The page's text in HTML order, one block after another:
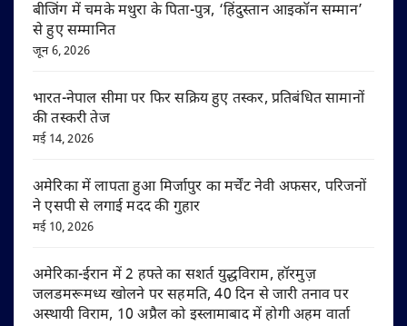
बीजिंग में चमके मथुरा के पिता-पुत्र, ‘हिंदुस्तान आइकॉन सम्मान’
से हुए सम्मानित
जून 6, 2026
भारत-नेपाल सीमा पर फिर सक्रिय हुए तस्कर, प्रतिबंधित सामानों
की तस्करी तेज
मई 14, 2026
अमेरिका में लापता हुआ मिर्जापुर का मर्चेंट नेवी अफसर, परिजनों
ने एसपी से लगाई मदद की गुहार
मई 10, 2026
अमेरिका-ईरान में 2 हफ्ते का सशर्त युद्धविराम, हॉरमुज़
जलडमरूमध्य खोलने पर सहमति, 40 दिन से जारी तनाव पर
अस्थायी विराम, 10 अप्रैल को इस्लामाबाद में होगी अहम वार्ता